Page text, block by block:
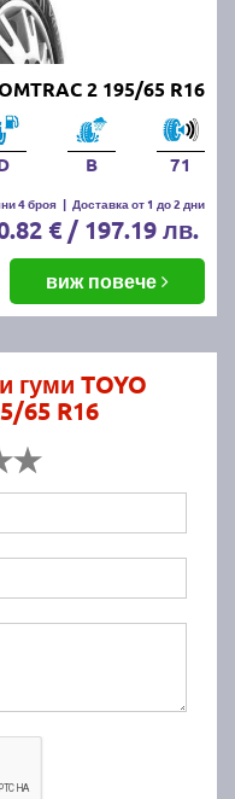
2 195/65 R16
B 71
4 броя | Доставка от 1 до 2 дни
€ / 197.19 лв.
виж повече
гуми TOYO
65 R16